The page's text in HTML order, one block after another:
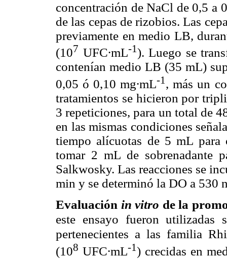
concentración de NaCl de 0,5 a
de las cepas de rizobios. Las
previamente en medio LB,
(107 UFC∙mL-1). Luego se
contenían medio LB (35 mL)
0,05 ó 0,10 mg∙mL-1 , más un
tratamientos se hicieron por
3 repeticiones, para un total de
en las mismas condiciones
tiempo alícuotas de 5 mL
tomar 2 mL de sobrenadante
Salkwosky. Las reacciones se
min y se determinó la DO a 530
Evaluación in vitro de la
este ensayo fueron utilizadas
pertenecientes a las familia
(108 UFC∙mL-1) crecidas en